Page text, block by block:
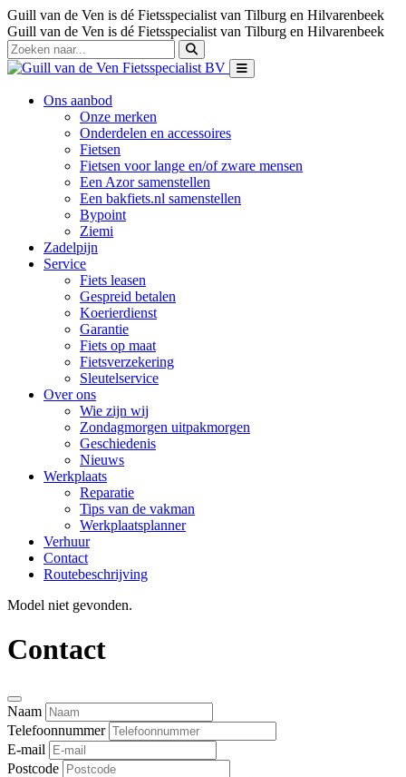
Guill van de Ven is dé Fietsspecialist van Tilburg en Hilvarenbeek
Guill van de Ven is dé Fietsspecialist van Tilburg en Hilvarenbeek
Ons aanbod
Onze merken
Onderdelen en accessoires
Fietsen
Fietsen voor lange en/of zware mensen
Een Azor samenstellen
Een bakfiets.nl samenstellen
Bypoint
Ziemi
Zadelpijn
Service
Fiets leasen
Gespreid betalen
Koerierdienst
Garantie
Fiets op maat
Fietsverzekering
Sleutelservice
Over ons
Wie zijn wij
Zondagmorgen uitpakmorgen
Geschiedenis
Nieuws
Werkplaats
Reparatie
Tips van de vakman
Werkplaatsplanner
Verhuur
Contact
Routebeschrijving
Model niet gevonden.
Contact
Naam
Telefoonnummer
E-mail
Postcode